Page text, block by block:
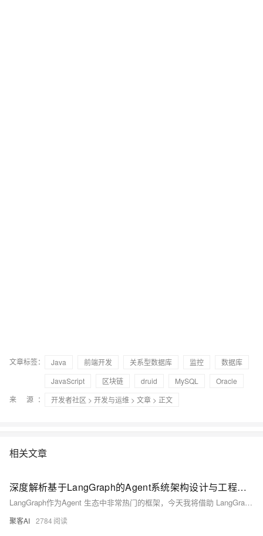
文章标签： Java 前端开发 关系型数据库 监控
数据库
JavaScript
区块链 druid MySQL
Oracle
来 源：
开发者社区 > 开发与运维 > 文章 > 正文
相关文章
深度解析基于LangGraph的Agent系统架构设计与工程实践
LangGraph作为Agent 生态中非常热门的框架，今天我将借助 LangGraph，更高效、更优雅的方式构建复杂智能体系统。
聚客AI 2784